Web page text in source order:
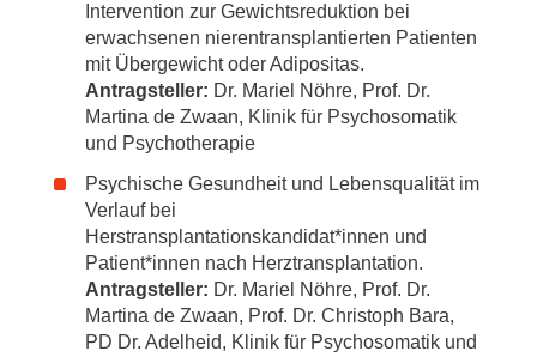
Intervention zur Gewichtsreduktion bei
erwachsenen nierentransplantierten Patienten
mit Übergewicht oder Adipositas.
Antragsteller: Dr. Mariel Nöhre, Prof. Dr.
Martina de Zwaan, Klinik für Psychosomatik
und Psychotherapie
Psychische Gesundheit und Lebensqualität im
Verlauf bei
Herstransplantationskandidat*innen und
Patient*innen nach Herztransplantation.
Antragsteller: Dr. Mariel Nöhre, Prof. Dr.
Martina de Zwaan, Prof. Dr. Christoph Bara,
PD Dr. Adelheid, Klinik für Psychosomatik und